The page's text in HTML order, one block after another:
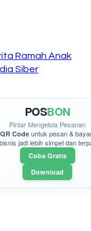
Ramah Anak
Siber
POSBON
Pintar Mengelola Pesanan
Codeuntuk pesan &
jadi lebih simpel dan
Coba Gratis
Download